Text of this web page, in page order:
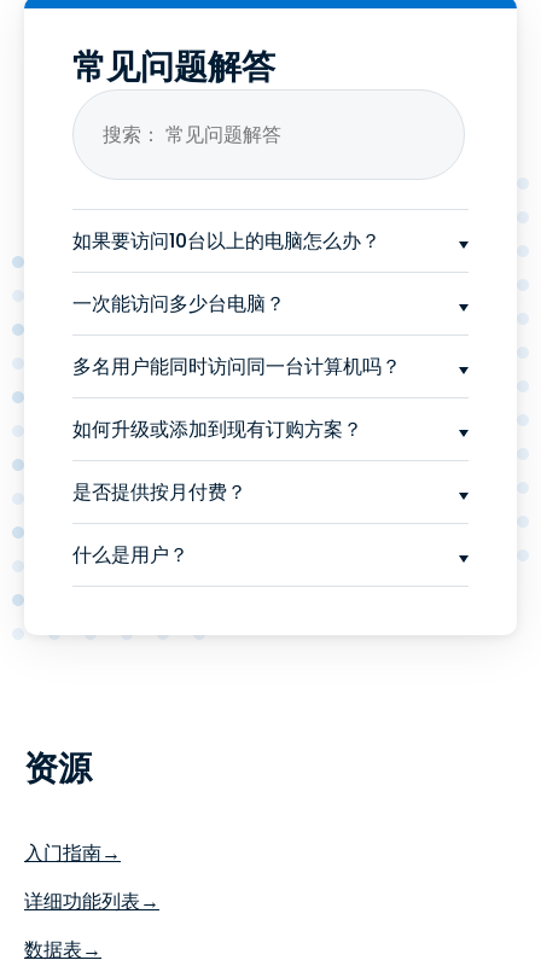
常见问题解答
如果要访问10台以上的电脑怎么办？
一次能访问多少台电脑？
多名用户能同时访问同一台计算机吗？
如何升级或添加到现有订购方案？
是否提供按月付费？
什么是用户？
资源
入门指南→
详细功能列表→
数据表→